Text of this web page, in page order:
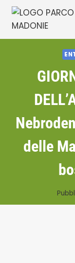
Salta
contenuto
delle